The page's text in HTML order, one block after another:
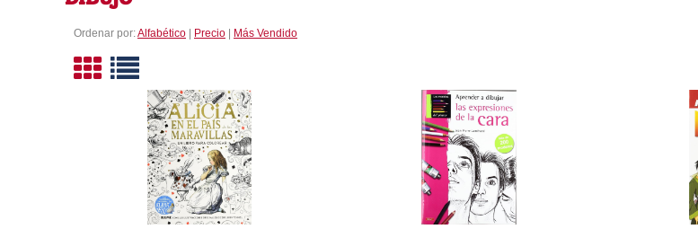
Ordenar por:Alfabético Precio Más Vendido